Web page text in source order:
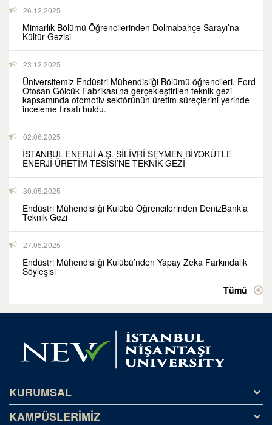
26.12.2025
Mimarlık Bölümü Öğrencilerinden Dolmabahçe Sarayı’na
Kültür Gezisi
23.12.2025
Üniversitemiz Endüstri Mühendisliği Bölümü öğrencileri, Ford
Otosan Gölcük Fabrikası’na gerçekleştirilen teknik gezi
kapsamında otomotiv sektörünün üretim süreçlerini yerinde
inceleme fırsatı buldu.
02.06.2025
İSTANBUL ENERJİ A.Ş. SİLİVRİ SEYMEN BİYOKÜTLE
ENERJİ ÜRETİM TESİSİ’NE TEKNİK GEZİ
30.05.2025
Endüstri Mühendisliği Kulübü Öğrencilerinden DenizBank’a
Teknik Gezi
27.05.2025
Endüstri Mühendisliği Kulübü’nden Yapay Zeka Farkındalık
Söyleşisi
Tümü
KURUMSAL
Tarihçe
KAMPÜSLERİMİZ